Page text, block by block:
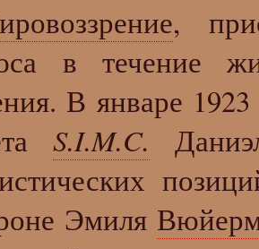
,
в течение
В январе
S.I.M.C.
Эмиля